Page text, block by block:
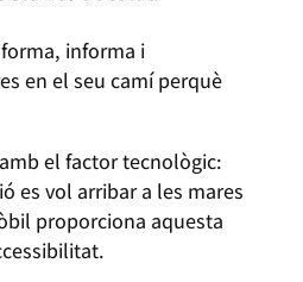
informa i
en el seu camí perquè
el factor tecnològic:
es vol arribar a les mares
proporciona aquesta